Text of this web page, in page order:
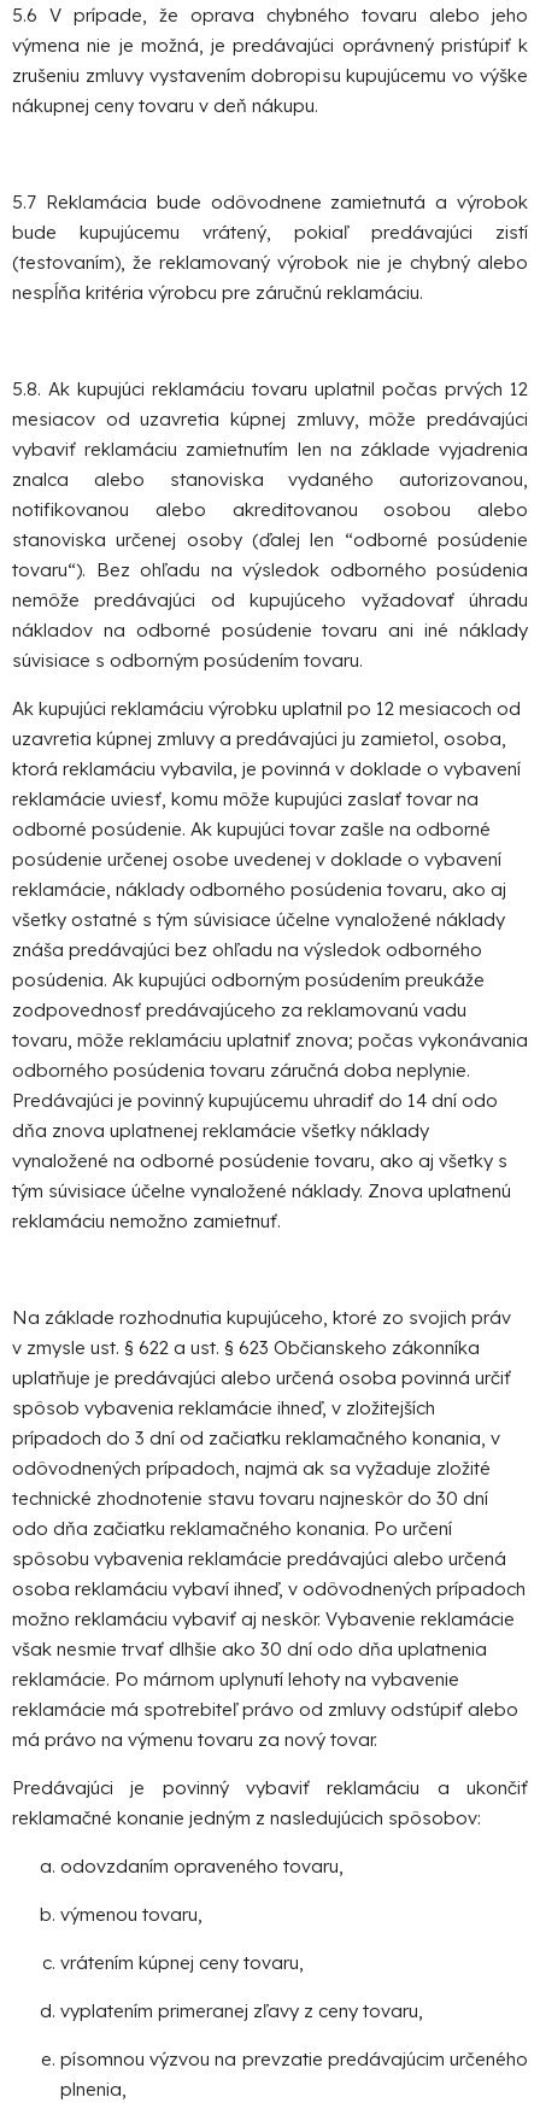
5.6 V prípade, že oprava chybného tovaru alebo jeho
výmena nie je možná, je predávajúci oprávnený pristúpiť k
zrušeniu zmluvy vystavením dobropisu kupujúcemu vo výške
nákupnej ceny tovaru v deň nákupu.
5.7 Reklamácia bude odôvodnene zamietnutá a výrobok
bude kupujúcemu vrátený, pokiaľ predávajúci zistí
(testovaním), že reklamovaný výrobok nie je chybný alebo
nespĺňa kritéria výrobcu pre záručnú reklamáciu.
5.8. Ak kupujúci reklamáciu tovaru uplatnil počas prvých 12
mesiacov od uzavretia kúpnej zmluvy, môže predávajúci
vybaviť reklamáciu zamietnutím len na základe vyjadrenia
znalca alebo stanoviska vydaného autorizovanou,
notifikovanou alebo akreditovanou osobou alebo
stanoviska určenej osoby (ďalej len “odborné posúdenie
tovaru“). Bez ohľadu na výsledok odborného posúdenia
nemôže predávajúci od kupujúceho vyžadovať úhradu
nákladov na odborné posúdenie tovaru ani iné náklady
súvisiace s odborným posúdením tovaru.
Ak kupujúci reklamáciu výrobku uplatnil po 12 mesiacoch od
uzavretia kúpnej zmluvy a predávajúci ju zamietol, osoba,
ktorá reklamáciu vybavila, je povinná v doklade o vybavení
reklamácie uviesť, komu môže kupujúci zaslať tovar na
odborné posúdenie. Ak kupujúci tovar zašle na odborné
posúdenie určenej osobe uvedenej v doklade o vybavení
reklamácie, náklady odborného posúdenia tovaru, ako aj
všetky ostatné s tým súvisiace účelne vynaložené náklady
znáša predávajúci bez ohľadu na výsledok odborného
posúdenia. Ak kupujúci odborným posúdením preukáže
zodpovednosť predávajúceho za reklamovanú vadu
tovaru, môže reklamáciu uplatniť znova; počas vykonávania
odborného posúdenia tovaru záručná doba neplynie.
Predávajúci je povinný kupujúcemu uhradiť do 14 dní odo
dňa znova uplatnenej reklamácie všetky náklady
vynaložené na odborné posúdenie tovaru, ako aj všetky s
tým súvisiace účelne vynaložené náklady. Znova uplatnenú
reklamáciu nemožno zamietnuť.
Na základe rozhodnutia kupujúceho, ktoré zo svojich práv
v zmysle ust. § 622 a ust. § 623 Občianskeho zákonníka
uplatňuje je predávajúci alebo určená osoba povinná určiť
spôsob vybavenia reklamácie ihneď, v zložitejších
prípadoch do 3 dní od začiatku reklamačného konania, v
odôvodnených prípadoch, najmä ak sa vyžaduje zložité
technické zhodnotenie stavu tovaru najneskôr do 30 dní
odo dňa začiatku reklamačného konania. Po určení
spôsobu vybavenia reklamácie predávajúci alebo určená
osoba reklamáciu vybaví ihneď, v odôvodnených prípadoch
možno reklamáciu vybaviť aj neskôr. Vybavenie reklamácie
však nesmie trvať dlhšie ako 30 dní odo dňa uplatnenia
reklamácie. Po márnom uplynutí lehoty na vybavenie
reklamácie má spotrebiteľ právo od zmluvy odstúpiť alebo
má právo na výmenu tovaru za nový tovar.
Predávajúci je povinný vybaviť reklamáciu a ukončiť
reklamačné konanie jedným z nasledujúcich spôsobov:
odovzdaním opraveného tovaru,
výmenou tovaru,
vrátením kúpnej ceny tovaru,
vyplatením primeranej zľavy z ceny tovaru,
písomnou výzvou na prevzatie predávajúcim určeného
plnenia,